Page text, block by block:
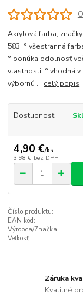
Akrylová farba,
583: ° všestranná
° ponúka odolnosť
vlastnosti ° vhodná v
výbornú ... celý popis
Dostupnosť
4,90 €/ks
3,98 € bez DPH
Číslo produktu:
EAN kód:
Výrobca/Značka:
Veľkosť:
Záruka
Kvalitné